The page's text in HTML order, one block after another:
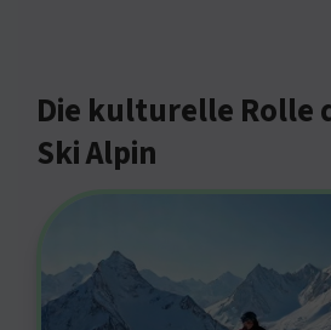
Die kulturelle Rolle
Ski Alpin